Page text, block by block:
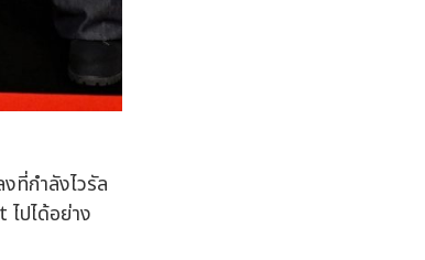
ที่กำลังไวรัล
ปได้อย่าง